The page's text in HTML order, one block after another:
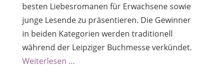
besten Liebesromanen für Erwachsene sowie
junge Lesende zu präsentieren. Die Gewinner
in beiden Kategorien werden traditionell
während der Leipziger Buchmesse verkündet.
Weiterlesen …